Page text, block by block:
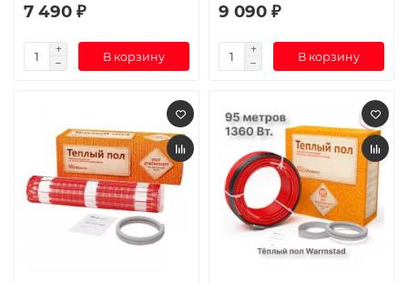
7 490 ₽
В корзину
9 090 ₽
В корзину